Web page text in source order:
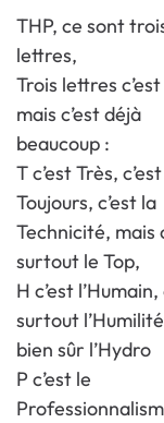
THP, ce sont
lettres,
Trois lettres
mais c’est déjà
beaucoup :
T c’est Très, c’est
Toujours, c’est la
Technicité, mais
surtout le Top,
H c’est l’Humain,
surtout
bien sûr l’Hydro
P c’est le